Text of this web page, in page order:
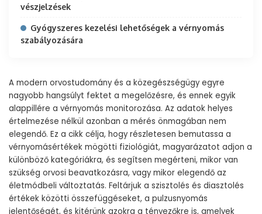
vészjelzések
Gyógyszeres kezelési lehetőségek a vérnyomás
szabályozására
A modern orvostudomány és a közegészségügy egyre
nagyobb hangsúlyt fektet a megelőzésre, és ennek egyik
alappillére a vérnyomás monitorozása. Az adatok helyes
értelmezése nélkül azonban a mérés önmagában nem
elegendő. Ez a cikk célja, hogy részletesen bemutassa a
vérnyomásértékek mögötti fiziológiát, magyarázatot adjon a
különböző kategóriákra, és segítsen megérteni, mikor van
szükség orvosi beavatkozásra, vagy mikor elegendő az
életmódbeli változtatás. Feltárjuk a szisztolés és diasztolés
értékek közötti összefüggéseket, a pulzusnyomás
jelentőségét, és kitérünk azokra a tényezőkre is, amelyek